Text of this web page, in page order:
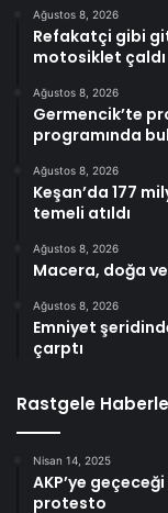
Ağustos 8, 2026
Refakatçi gibi
motosiklet çaldı
Ağustos 8, 2026
Germencik’te
programında
Ağustos 8, 2026
Keşan’da 177
temeli atıldı
Ağustos 8, 2026
Macera, doğa
Ağustos 8, 2026
Emniyet
çarptı
Rastgele
Nisan 14, 2025
AKP’ye
protesto